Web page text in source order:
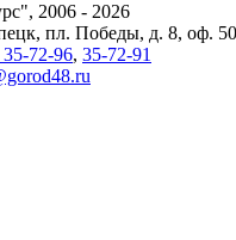
2006 - 2026
пл. Победы, д. 8, оф.
72-96, 35-72-91